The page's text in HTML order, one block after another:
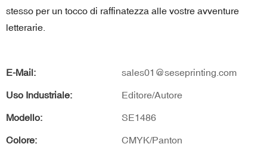
stesso per un tocco di raffinatezza alle vostre avventure
letterarie.
E-Mail: sales01@seseprinting.com
Uso Industriale: Editore/Autore
Modello: SE1486
Colore: CMYK/Panton